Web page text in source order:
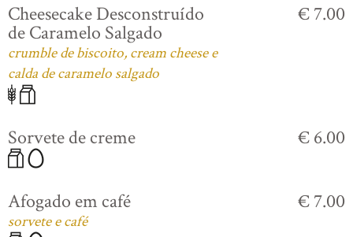
Cheesecake Desconstruído
de Caramelo Salgado
crumble de biscoito, cream cheese e
calda de caramelo salgado
€ 7.00
Sorvete de creme € 6.00
Afogado em café
sorvete e café
€ 7.00